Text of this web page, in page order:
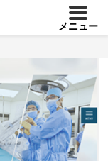
メニュー